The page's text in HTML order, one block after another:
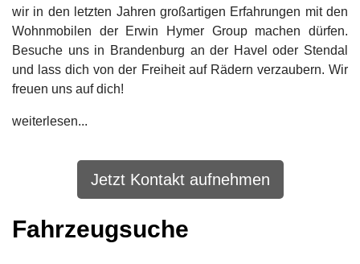
wir in den letzten Jahren großartigen Erfahrungen mit den
Wohnmobilen der Erwin Hymer Group machen dürfen.
Besuche uns in Brandenburg an der Havel oder Stendal
und lass dich von der Freiheit auf Rädern verzaubern. Wir
freuen uns auf dich!
weiterlesen...
Jetzt Kontakt aufnehmen
Fahrzeugsuche